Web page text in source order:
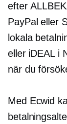
efter
PayPal eller
lokala
eller iDEAL i
när du
Med Ecwid